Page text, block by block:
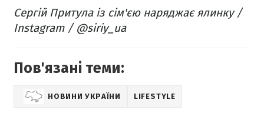
Сергій Притула із сім'єю наряджає ялинку /
Instagram / @siriy_ua
Пов'язані теми:
НОВИНИ УКРАЇНИ LIFESTYLE